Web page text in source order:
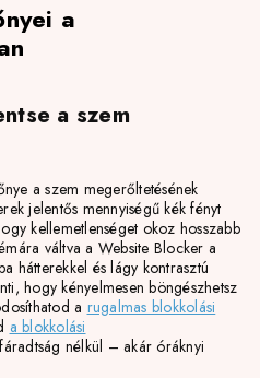
a
a szem
a szem megerőltetésének
jelentős mennyiségű kék ​​fényt
kellemetlenséget okoz hosszabb
váltva a Website Blocker a
hátterekkel és lágy kontrasztú
hogy kényelmesen böngészhetsz
a rugalmas blokkolási
a blokkolási
nélkül – akár óráknyi